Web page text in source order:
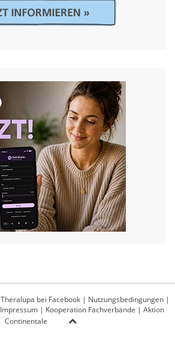
Theralupa bei Facebook | Nutzungsbedingungen |
Impressum| Kooperation Fachverbände | Aktion
Continentale